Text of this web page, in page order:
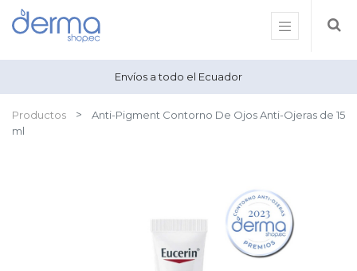
Envíos a todo el Ecuador
Productos
Anti-Pigment Contorno De Ojos Anti-Ojeras de 15
ml